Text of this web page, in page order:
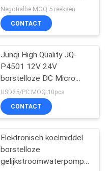
Koelcyclus van New
Energy
Negotialbe MOQ:5 reeksen
CONTACT
Junqi High Quality JQ-
P4501 12V 24V
borstelloze DC Micro
Mini Waterpomp
USD25/PC MOQ:10pcs
CONTACT
Elektronisch koelmiddel
borstelloze
gelijkstroomwaterpomp